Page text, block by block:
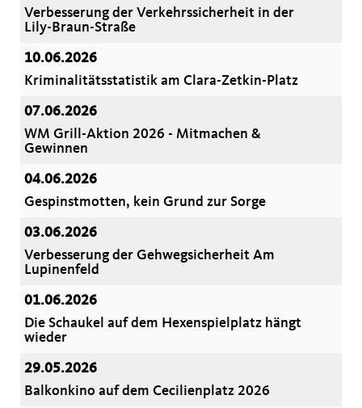
Verbesserung der Verkehrssicherheit in der
Lily-Braun-Straße
10.06.2026
Kriminalitätsstatistik am Clara-Zetkin-Platz
07.06.2026
WM Grill-Aktion 2026 - Mitmachen &
Gewinnen
04.06.2026
Gespinstmotten, kein Grund zur Sorge
03.06.2026
Verbesserung der Gehwegsicherheit Am
Lupinenfeld
01.06.2026
Die Schaukel auf dem Hexenspielplatz hängt
wieder
29.05.2026
Balkonkino auf dem Cecilienplatz 2026